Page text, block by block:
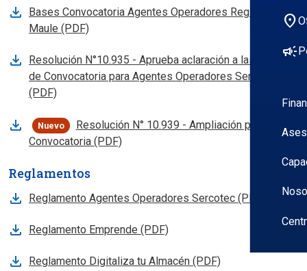
location_on
campaign
Bases Convocatoria Agentes Operadores Región del
Maule (PDF), abre en nueva pestaña
Resolución N°10.935 - Aprueba aclaración a las Bases
de Convocatoria para Agentes Operadores Sercotec
(PDF), abre en nueva pestana
Nuevo
Resolución N° 10.939 - Ampliación plazo
Convocatoria (PDF), abre en nueva pestana
Reglamentos
Reglamento Agentes Operadores Sercotec (PDF)
Reglamento Emprende (PDF)
Reglamento Digitaliza tu Almacén (PDF)